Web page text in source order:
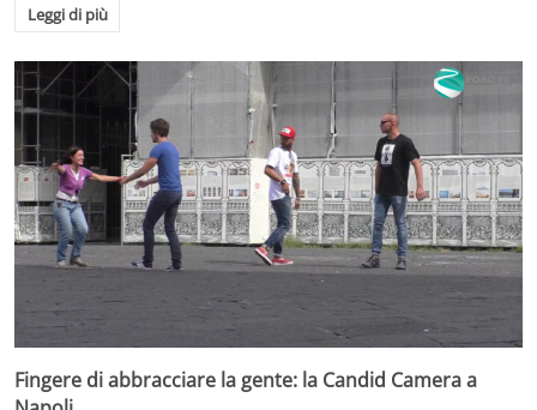
Leggi di più
Fingere di abbracciare la gente: la Candid Camera a